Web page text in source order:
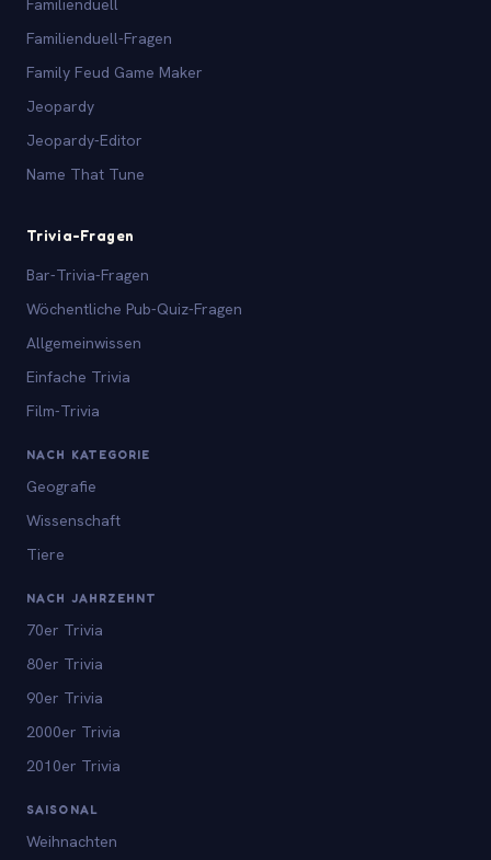
Familienduell
Familienduell-Fragen
Family Feud Game Maker
Jeopardy
Jeopardy-Editor
Name That Tune
Trivia-Fragen
Bar-Trivia-Fragen
Wöchentliche Pub-Quiz-Fragen
Allgemeinwissen
Einfache Trivia
Film-Trivia
NACH KATEGORIE
Geografie
Wissenschaft
Tiere
NACH JAHRZEHNT
70er Trivia
80er Trivia
90er Trivia
2000er Trivia
2010er Trivia
SAISONAL
Weihnachten